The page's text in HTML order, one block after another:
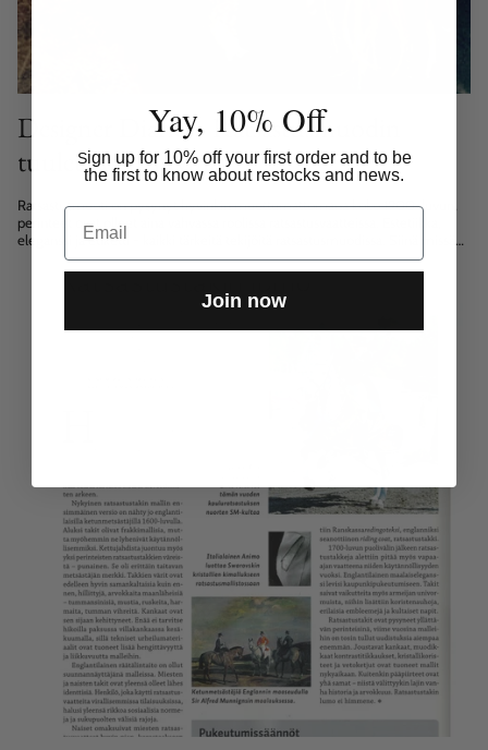
Designer Diaries - Ratsastusmuodin
tuulet 2000 -luvulla
Ratsastusmuoti on pysynyt hyvinkin muuttumattomana koko 1900-luvun,
perinteet ovat olleet aina vahvassa roolissa ratsastusvaatteissa. Estetiikka,
eleganssi ja etiketti - kaikki tärkeitä tekijöitä ratsastusmuodissa. Siinä missä
ratsastushousut polveutuvat peurannahkaisista ratsastushousuista joiden...
Yay, 10% Off.
Sign up for 10% off your first order and to be
the first to know about restocks and news.
Email
Join now